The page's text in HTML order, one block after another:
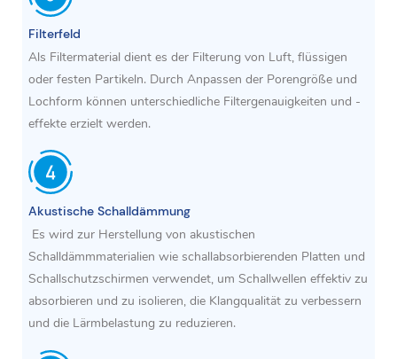
Filterfeld
Als Filtermaterial dient es der Filterung von Luft, flüssigen
oder festen Partikeln. Durch Anpassen der Porengröße und
Lochform können unterschiedliche Filtergenauigkeiten und -
effekte erzielt werden.
Akustische Schalldämmung
Es wird zur Herstellung von akustischen
Schalldämmmaterialien wie schallabsorbierenden Platten und
Schallschutzschirmen verwendet, um Schallwellen effektiv zu
absorbieren und zu isolieren, die Klangqualität zu verbessern
und die Lärmbelastung zu reduzieren.